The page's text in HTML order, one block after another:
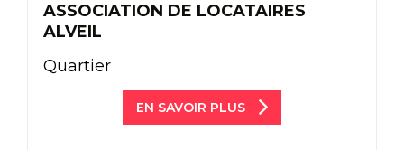
ASSOCIATION DE LOCATAIRES
ALVEIL
Quartier
EN SAVOIR PLUS